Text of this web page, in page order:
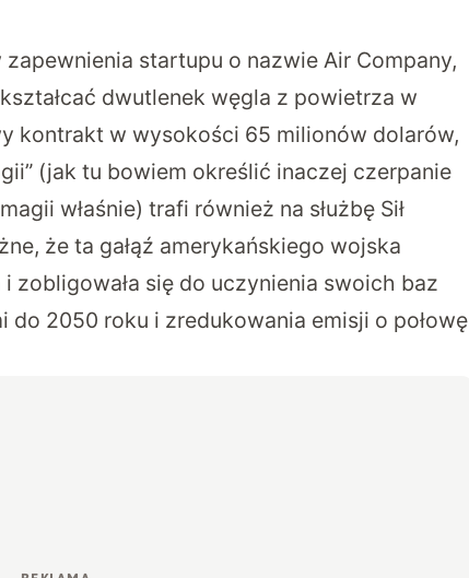
zapewnienia startupu o nazwie Air Company,
dwutlenek węgla z powietrza w
kontrakt w wysokości 65 milionów dolarów,
(jak tu bowiem określić inaczej czerpanie
właśnie) trafi również na służbę Sił
że ta gałąź amerykańskiego wojska
i zobligowała się do uczynienia swoich baz
2050 roku i zredukowania emisji o połowę